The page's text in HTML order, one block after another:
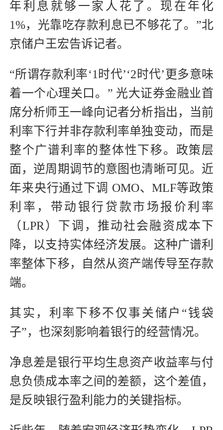
年利息就够一家人花了。现在年化
1%，光靠吃存款利息已不够花了。”北
京储户王宏告诉记者。
“所谓存款利率‘1时代’‘2时代’更多意味
着一个心理关口。” 光大证券金融业首
席分析师王一峰向记者分析指出，当前
利率下行并非存款利率单独变动，而是
整个广谱利率的整体性下移。政策层
面，逆周期调节的意图也清晰可见。近
年来央行通过下调 OMO、MLF等政策
利率，带动银行贷款市场报价利率
（LPR）下调，推动社会融资成本下
降，以支持实体经济发展。这种广谱利
率整体下移，自然从资产端传导至存款
端。
其实，利率下移不仅事关储户“钱袋
子”，也深刻影响着银行的经营情况。
净息差是银行平均生息资产收益率与付
息负债成本率之间的差额，这个差值，
是反映银行盈利能力的关键指标。